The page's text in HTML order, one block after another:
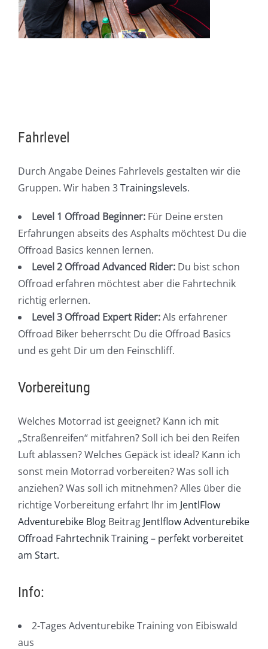
Fahrlevel
Durch Angabe Deines Fahrlevels gestalten wir die
Gruppen. Wir haben 3Trainingslevels.
Level 1 Offroad Beginner: Für Deine ersten
Erfahrungen abseits des Asphalts möchtest Du die
Offroad Basics kennen lernen.
Level 2 Offroad Advanced Rider: Du bist schon
Offroad erfahren möchtest aber die Fahrtechnik
richtig erlernen.
Level 3 Offroad Expert Rider:Als erfahrener
Offroad Biker beherrscht Du die Offroad Basics
und es geht Dir um den Feinschliff.
Vorbereitung
Welches Motorrad ist geeignet? Kann ich mit
„Straßenreifen“ mitfahren? Soll ich bei den Reifen
Luft ablassen? Welches Gepäck ist ideal? Kann ich
sonst mein Motorrad vorbereiten? Was soll ich
anziehen? Was soll ich mitnehmen? Alles über die
richtige Vorbereitung erfahrt Ihr im JentlFlow
Adventurebike Blog Beitrag Jentlflow Adventurebike
Offroad Fahrtechnik Training – perfekt vorbereitet
am Start.
Info:
2-Tages Adventurebike Training von Eibiswald
aus